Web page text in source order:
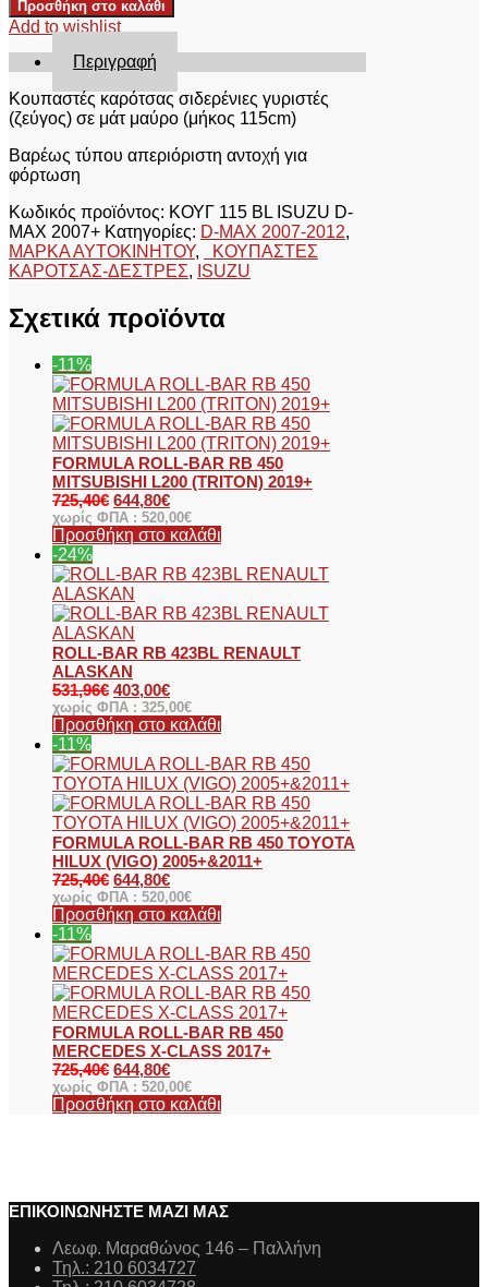
ΚΟΥΓ
115
BL
ISUZU
D-
MAX
ποσότητα
Προσθήκη στο καλάθι
Add to wishlist
Περιγραφή
Κουπαστές καρότσας σιδερένιες γυριστές
(ζεύγος) σε μάτ μαύρο (μήκος 115cm)
Βαρέως τύπου απεριόριστη αντοχή για
φόρτωση
Κωδικός προϊόντος: ΚΟΥΓ 115 BL ISUZU D-
MAX 2007+ Κατηγορίες: D-MAX 2007-2012,
ΜΑΡΚΑ ΑΥΤΟΚΙΝΗΤΟΥ,
ΚΟΥΠΑΣΤΕΣ
ΚΑΡΟΤΣΑΣ-ΔΕΣΤΡΕΣ, ISUZU
Σχετικά προϊόντα
-11%
FORMULA ROLL-BAR RB 450
MITSUBISHI L200 (TRITON) 2019+
725,40€ 644,80€
χωρίς ΦΠΑ : 520,00€
Προσθήκη στο καλάθι
-24%
ROLL-BAR RB 423BL RENAULT
ALASKAN
531,96€ 403,00€
χωρίς ΦΠΑ : 325,00€
Προσθήκη στο καλάθι
-11%
FORMULA ROLL-BAR RB 450 TOYOTA
HILUX (VIGO) 2005+&2011+
725,40€ 644,80€
χωρίς ΦΠΑ : 520,00€
Προσθήκη στο καλάθι
-11%
FORMULA ROLL-BAR RB 450
MERCEDES X-CLASS 2017+
725,40€ 644,80€
χωρίς ΦΠΑ : 520,00€
Προσθήκη στο καλάθι
ΕΠΙΚΟΙΝΩΝΗΣΤΕ ΜΑΖΙ ΜΑΣ
Λεωφ. Μαραθώνος 146 – Παλλήνη
Τηλ.: 210 6034727